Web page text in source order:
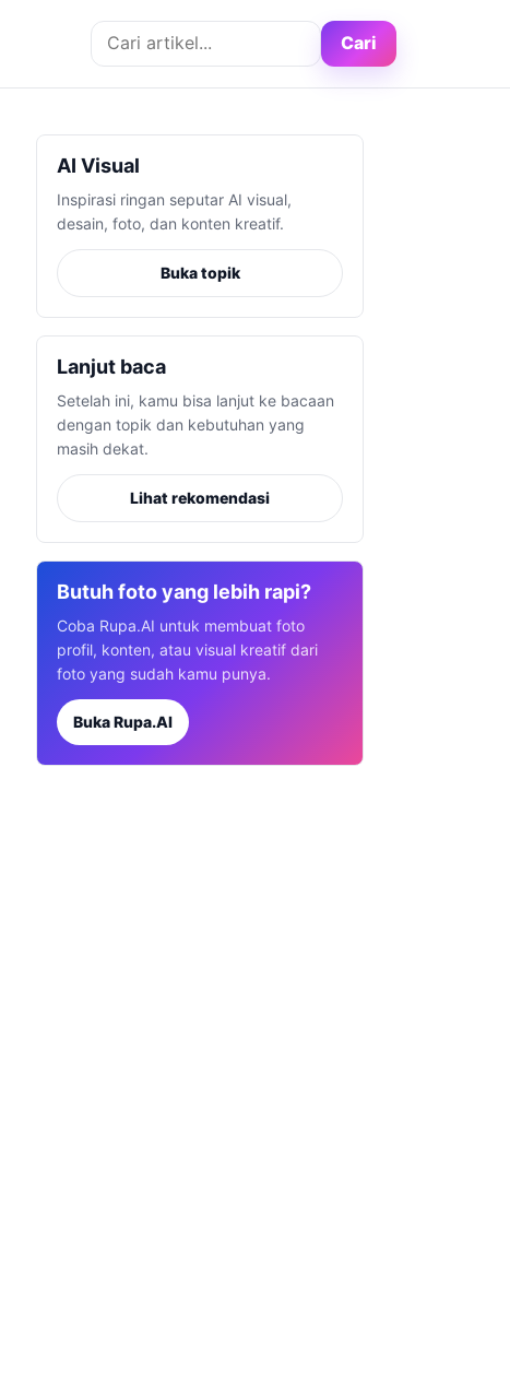
Cari artikel Cari
AI Visual
Inspirasi ringan seputar AI visual,
desain, foto, dan konten kreatif.
Buka topik
Lanjut baca
Setelah ini, kamu bisa lanjut ke bacaan
dengan topik dan kebutuhan yang
masih dekat.
Lihat rekomendasi
Butuh foto yang lebih rapi?
Coba Rupa.AI untuk membuat foto
profil, konten, atau visual kreatif dari
foto yang sudah kamu punya.
Buka Rupa.AI